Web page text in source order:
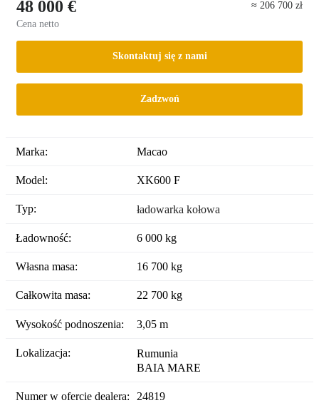
48 000 €
Cena netto
≈ 206 700 zł
Skontaktuj się z nami
Zadzwoń
Marka: Macao
Model: XK600 F
Typ: ładowarka kołowa
Ładowność: 6 000 kg
Własna masa: 16 700 kg
Całkowita masa: 22 700 kg
Wysokość podnoszenia: 3,05 m
Lokalizacja:
Rumunia
BAIA MARE
Numer w ofercie dealera: 24819